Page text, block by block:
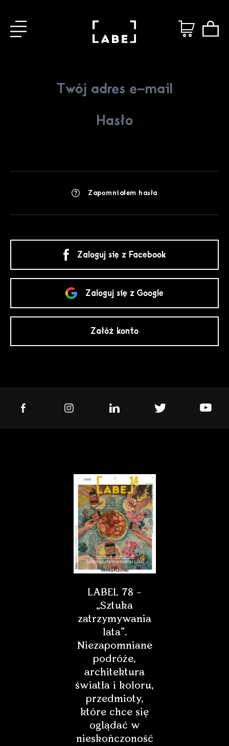
Zapomniałem hasła
Zaloguj się z Facebook
Zaloguj się z Google
Załóż konto
LABEL 78 –
„Sztuka
zatrzymywania
lata”.
Niezapomniane
podróże,
architektura
światła i koloru,
przedmioty,
które chce się
oglądać w
nieskończoność